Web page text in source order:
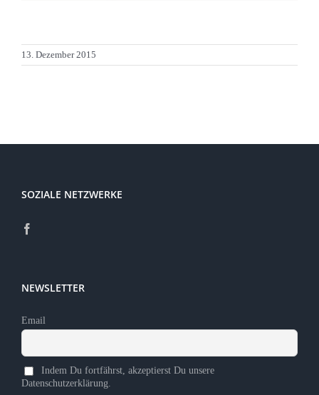
13. Dezember 2015
SOZIALE NETZWERKE
NEWSLETTER
Email
Indem Du fortfährst, akzeptierst Du unsere
Datenschutzerklärung.